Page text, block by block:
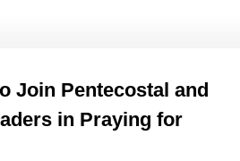
Join Pentecostal and
in Praying for